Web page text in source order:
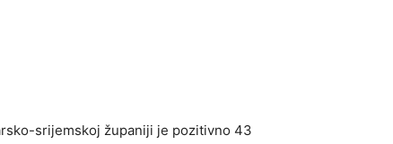
srijemskoj županiji je pozitivno 43